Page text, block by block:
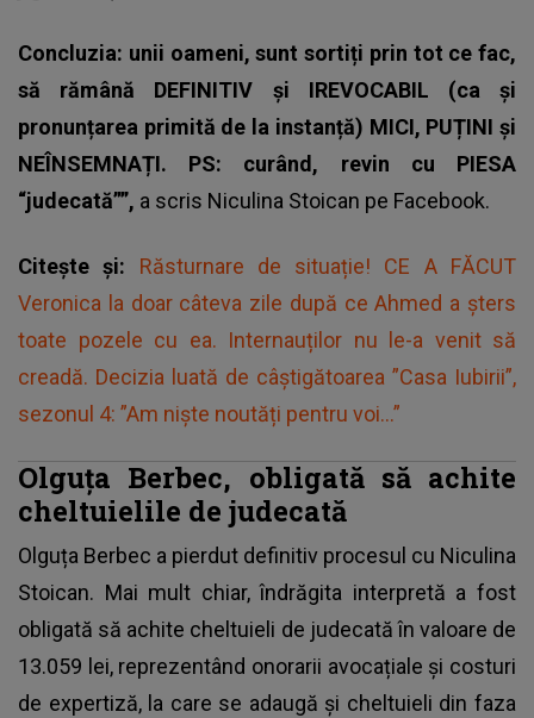
Concluzia: unii oameni, sunt sortiți prin tot ce fac,
să rămână DEFINITIV și IREVOCABIL (ca și
pronunțarea primită de la instanță) MICI, PUȚINI și
NEÎNSEMNAȚI. PS: curând, revin cu PIESA
“judecată””, a scris Niculina Stoican pe Facebook.
Citește și: Răsturnare de situație! CE A FĂCUT
Veronica la doar câteva zile după ce Ahmed a șters
toate pozele cu ea. Internauților nu le-a venit să
creadă. Decizia luată de câștigătoarea ”Casa Iubirii”,
sezonul 4: ”Am niște noutăți pentru voi...”
Olguța Berbec, obligată să achite
cheltuielile de judecată
Olguța Berbec a pierdut definitiv procesul cu Niculina
Stoican. Mai mult chiar, îndrăgita interpretă a fost
obligată să achite cheltuieli de judecată în valoare de
13.059 lei, reprezentând onorarii avocațiale și costuri
de expertiză, la care se adaugă și cheltuieli din faza